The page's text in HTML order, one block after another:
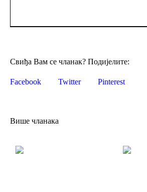
Свиђа Вам се чланак? Подијелите:
Facebook Twitter Pinterest
Више чланака